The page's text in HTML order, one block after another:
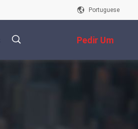
Portuguese
Pedir Um
Orçamento